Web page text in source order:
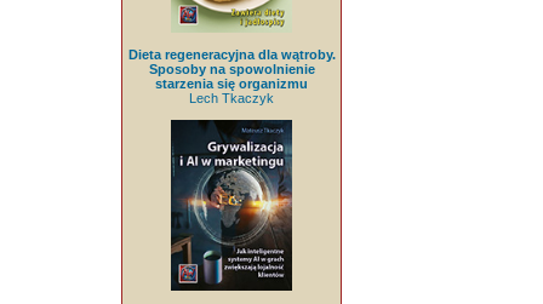
Dieta regeneracyjna dla wątroby.
Sposoby na spowolnienie
starzenia się organizmu
Lech Tkaczyk